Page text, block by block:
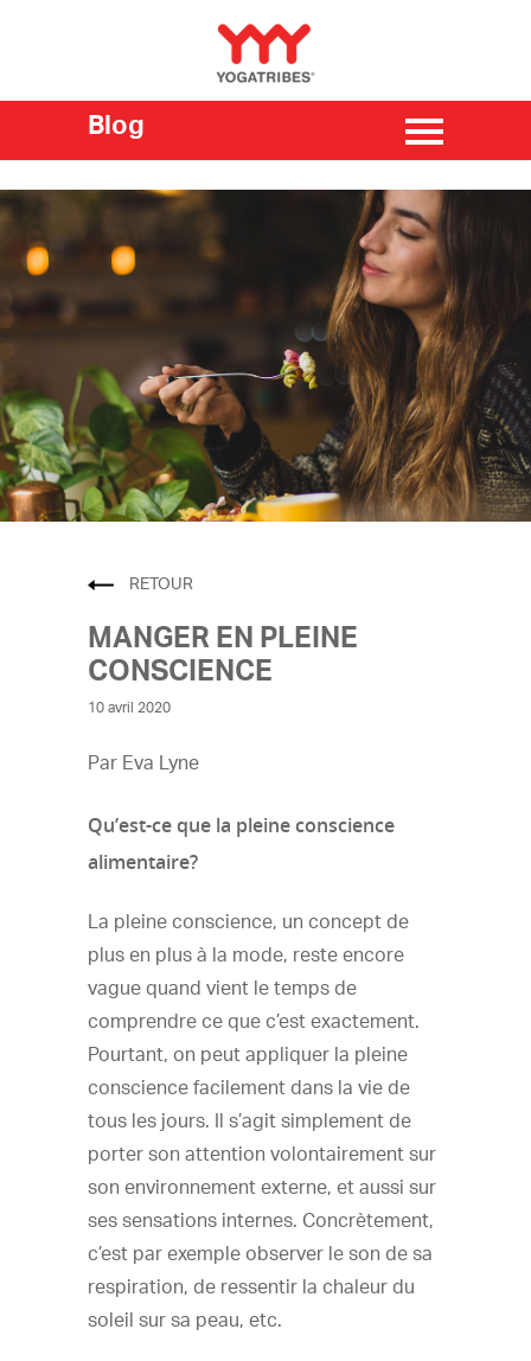
RETOUR
MANGER EN PLEINE
CONSCIENCE
10 avril 2020
Par Eva Lyne
Qu’est-ce que la pleine conscience
alimentaire?
La pleine conscience, un concept de
plus en plus à la mode, reste encore
vague quand vient le temps de
comprendre ce que c’est exactement.
Pourtant, on peut appliquer la pleine
conscience facilement dans la vie de
tous les jours. Il s’agit simplement de
porter son attention volontairement sur
son environnement externe, et aussi sur
ses sensations internes. Concrètement,
c’est par exemple observer le son de sa
respiration, de ressentir la chaleur du
soleil sur sa peau, etc.